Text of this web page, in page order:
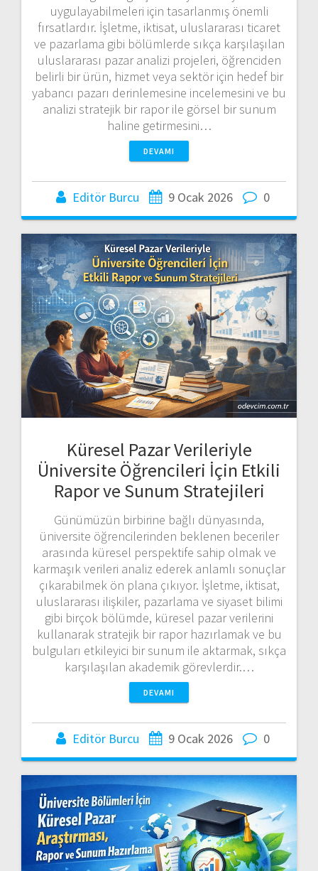
uygulayabilmeleri için tasarlanmış önemli
fırsatlardır. İşletme, iktisat, uluslararası ticaret
ve pazarlama gibi bölümlerde sıkça karşılaşılan
uluslararası pazar analizi projeleri, öğrenciden
belirli bir ürün, hizmet veya sektör için hedef bir
yabancı pazarı derinlemesine incelemesini ve bu
analizi stratejik bir rapor ile görsel bir sunum
haline getirmesini…
DEVAMI
Editör Burcu 9 Ocak 2026 0
Küresel Pazar Verileriyle
Üniversite Öğrencileri İçin Etkili
Rapor ve Sunum Stratejileri
Günümüzün birbirine bağlı dünyasında,
üniversite öğrencilerinden beklenen beceriler
arasında küresel perspektife sahip olmak ve
karmaşık verileri analiz ederek anlamlı sonuçlar
çıkarabilmek ön plana çıkıyor. İşletme, iktisat,
uluslararası ilişkiler, pazarlama ve siyaset bilimi
gibi birçok bölümde, küresel pazar verilerini
kullanarak stratejik bir rapor hazırlamak ve bu
bulguları etkileyici bir sunum ile aktarmak, sıkça
karşılaşılan akademik görevlerdir.…
DEVAMI
Editör Burcu 9 Ocak 2026 0